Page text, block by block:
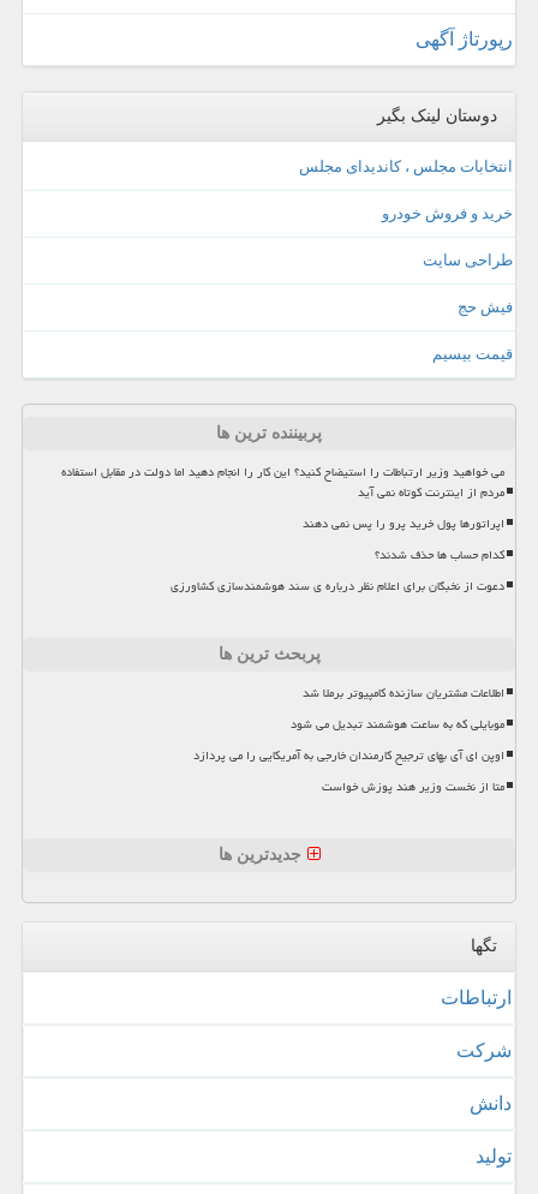
رپورتاژ آگهی
دوستان لینک بگیر
انتخابات مجلس ، کاندیدای مجلس
خرید و فروش خودرو
طراحی سایت
فیش حج
قیمت بیسیم
پربیننده ترین ها
می خواهید وزیر ارتباطات را استیضاح کنید؟ این کار را انجام دهید اما دولت در مقابل استفاده
مردم از اینترنت کوتاه نمی آید
اپراتورها پول خرید پرو را پس نمی دهند
کدام حساب ها حذف شدند؟
دعوت از نخبگان برای اعلام نظر درباره ی سند هوشمندسازی کشاورزی
پربحث ترین ها
اطلاعات مشتریان سازنده کامپیوتر برملا شد
موبایلی که به ساعت هوشمند تبدیل می شود
اوپن ای آی بهای ترجیح کارمندان خارجی به آمریکایی را می پردازد
متا از نخست وزیر هند پوزش خواست
جدیدترین ها
تگها
ارتباطات
شركت
دانش
تولید